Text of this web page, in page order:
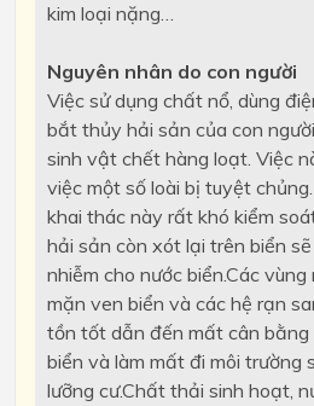
kim loại nặng…
Nguyên nhân do con người
Việc sử dụng chất nổ, dùng
bắt thủy hải sản của con
sinh vật chết hàng loạt. Việc
việc một số loài bị tuyệt
khai thác này rất khó kiểm
hải sản còn xót lại trên biển
nhiễm cho nước biển.Các
mặn ven biển và các hệ rạn
tồn tốt dẫn đến mất cân bằng
biển và làm mất đi môi trường
lưỡng cư.Chất thải sinh hoạt,